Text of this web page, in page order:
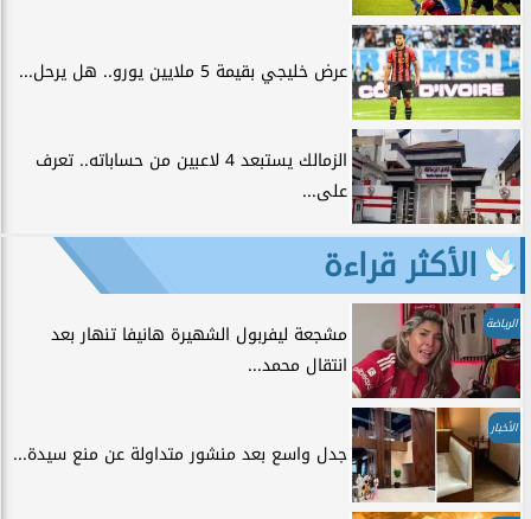
عرض خليجي بقيمة 5 ملايين يورو.. هل يرحل...
الزمالك يستبعد 4 لاعبين من حساباته.. تعرف
على...
الأكثر قراءة
الرياضة
مشجعة ليفربول الشهيرة هانيفا تنهار بعد
انتقال محمد...
الأخبار
جدل واسع بعد منشور متداولة عن منع سيدة...